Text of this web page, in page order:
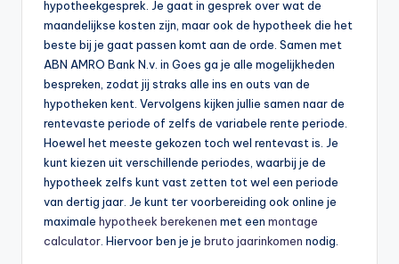
hypotheekgesprek. Je gaat in gesprek over wat de
maandelijkse kosten zijn, maar ook de hypotheek die het
beste bij je gaat passen komt aan de orde. Samen met
ABN AMRO Bank N.v. in Goes ga je alle mogelijkheden
bespreken, zodat jij straks alle ins en outs van de
hypotheken kent. Vervolgens kijken jullie samen naar de
rentevaste periode of zelfs de variabele rente periode.
Hoewel het meeste gekozen toch wel rentevast is. Je
kunt kiezen uit verschillende periodes, waarbij je de
hypotheek zelfs kunt vast zetten tot wel een periode
van dertig jaar. Je kunt ter voorbereiding ook online je
maximale hypotheek berekenen met een montage
calculator. Hiervoor ben je je bruto jaarinkomen nodig.